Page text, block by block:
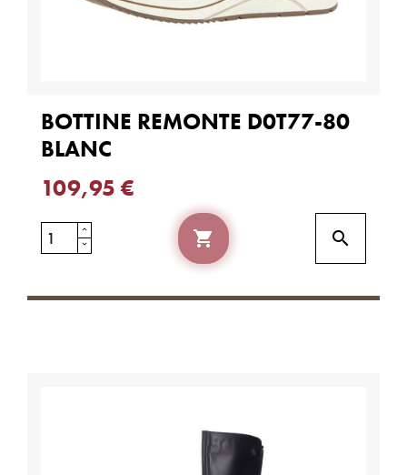
BOTTINE REMONTE D0T77-80
BLANC
109,95 €
 